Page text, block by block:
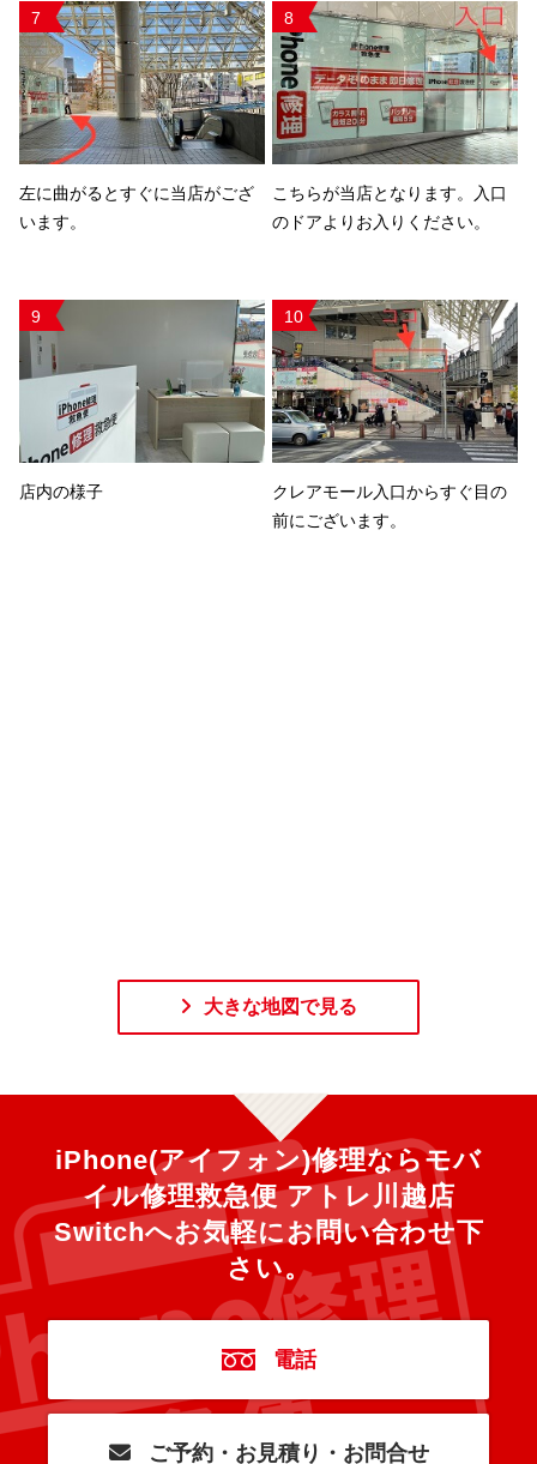
7
左に曲がるとすぐに当店がござ
います。
8
こちらが当店となります。入口
のドアよりお入りください。
9
店内の様子
10
クレアモール入口からすぐ目の
前にございます。
大きな地図で見る
iPhone(アイフォン)修理ならモバ
イル修理救急便 アトレ川越店
Switchへお気軽にお問い合わせ下
さい。
電話
ご予約・お見積り・お問合せ